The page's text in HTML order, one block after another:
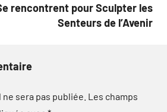
rencontrent pour Sculpter les
Senteurs de l’Avenir
sera pas publiée. Les champs